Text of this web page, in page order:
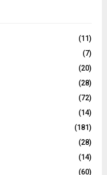
(11)
(7)
(20)
(28)
(72)
(14)
(181)
(28)
(14)
(60)